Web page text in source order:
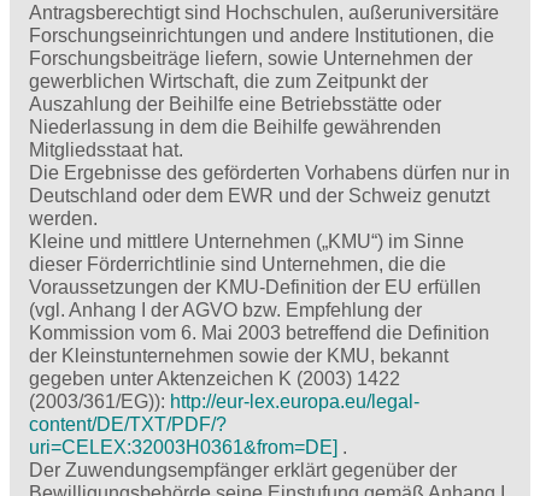
Antragsberechtigt sind Hochschulen, außeruniversitäre
Forschungseinrichtungen und andere Institutionen, die
Forschungsbeiträge liefern, sowie Unternehmen der
gewerblichen Wirtschaft, die zum Zeitpunkt der
Auszahlung der Beihilfe eine Betriebsstätte oder
Niederlassung in dem die Beihilfe gewährenden
Mitgliedsstaat hat.
Die Ergebnisse des geförderten Vorhabens dürfen nur in
Deutschland oder dem EWR und der Schweiz genutzt
werden.
Kleine und mittlere Unternehmen („KMU“) im Sinne
dieser Förderrichtlinie sind Unternehmen, die die
Voraus­setzungen der KMU-Definition der EU erfüllen
(vgl. Anhang I der AGVO bzw. Empfehlung der
Kommission vom 6. Mai 2003 betreffend die Definition
der Kleinstunternehmen sowie der KMU, bekannt
gegeben unter Aktenzeichen K (2003) 1422
(2003/361/EG)): http://eur-lex.europa.eu/legal-
content/DE/TXT/PDF/?
uri=CELEX:32003H0361&from=DE] .
Der Zuwendungsempfänger erklärt gegenüber der